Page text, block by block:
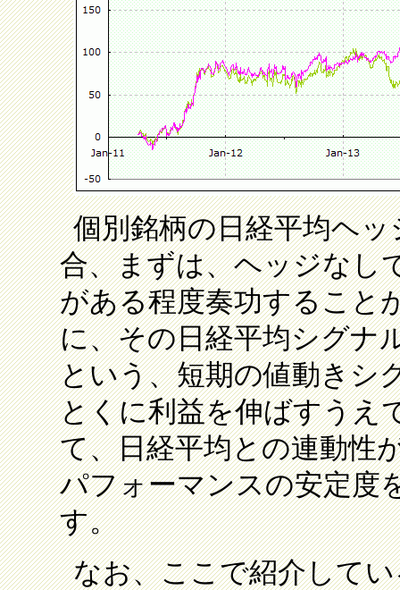
個別銘柄の日経平均ヘ
合、まずは、ヘッジなし
がある程度奏功すること
に、その日経平均シグナ
という、短期の値動きシ
とくに利益を伸ばすうえ
て、日経平均との連動性
パフォーマンスの安定度
す。
なお、ここで紹介して